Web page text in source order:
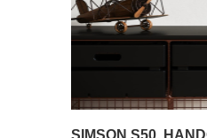
SIMSON S50,